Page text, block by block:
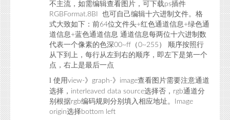
不主流，如需编辑查看图片，可下载ps插件
RGBFormat.8BI 也可自己编辑十六进制文件。格
式大致如下：前64位文件头+红色通道信息+绿色通
道信息+蓝色通道信息 通道信息每两位十六进制数
代表一个像素的色深00~ff （0~255 ）
顺序按照行
从下到上，每行从左到右的顺序，即左下是第一个
点，右上是最后一点
l 使用view-》 graph-》 image查看图片需要注意通道
选择， interleaved data source选择否， rgb通道分
别根据rgb编码规则分别填入相应地址。
Image
origin选择bottom left